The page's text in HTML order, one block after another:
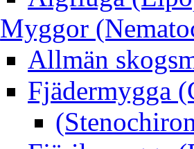
Myggor
Allmän
Fjädermygga